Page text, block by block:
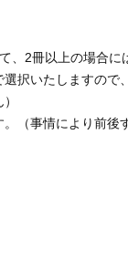
、2冊以上の場合に
択いたしますので
（事情により前後